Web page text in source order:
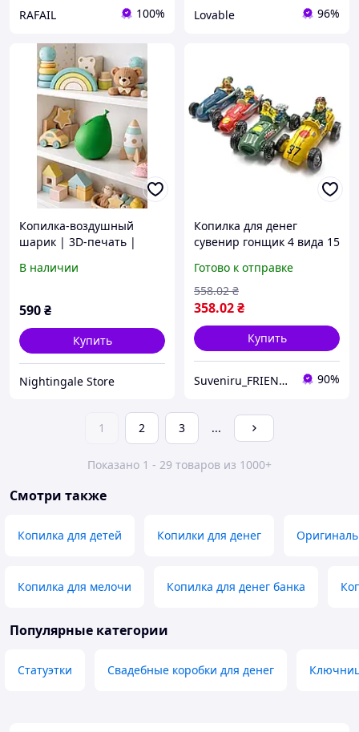
RAFAIL 100% Lovable 96%
Копилка-воздушный
шарик | 3D-печать |
В наличии
590₴
Купить
Nightingale Store
Копилка для денег
сувенир гонщик 4 вида 15
и интерьера
универсальная для дома
Готово к отправке
358.02₴
558.02 ₴
Купить
Suveniru_FRIENDS 90%
1 2 3 ...
Показано 1 - 29 товаров из 1000+
Смотри также
Копилка для детей Копилки для денег
Копилка для мелочи Копилка для денег банка
Популярные категории
Статуэтки Свадебные коробки для денег